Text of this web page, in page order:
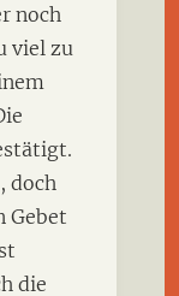
noch
viel zu
doch
Gebet
die